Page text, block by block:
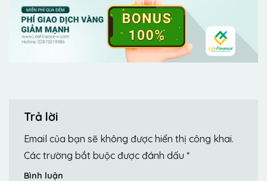
Trả lời
Email của bạn sẽ không được hiển thị công khai.
Các trường bắt buộc được đánh dấu *
Bình luận